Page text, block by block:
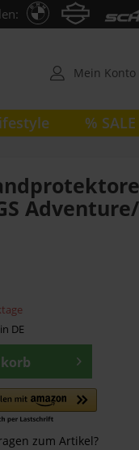
Mein Konto
%
DE
zum Artikel?